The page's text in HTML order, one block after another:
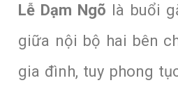
Lễ Dạm Ngõ là buổi
giữa nội bộ hai bên
gia đình, tuy phong